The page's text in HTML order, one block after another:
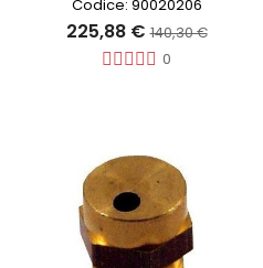
Codice: 90020206
225,88 €140,30 €
0